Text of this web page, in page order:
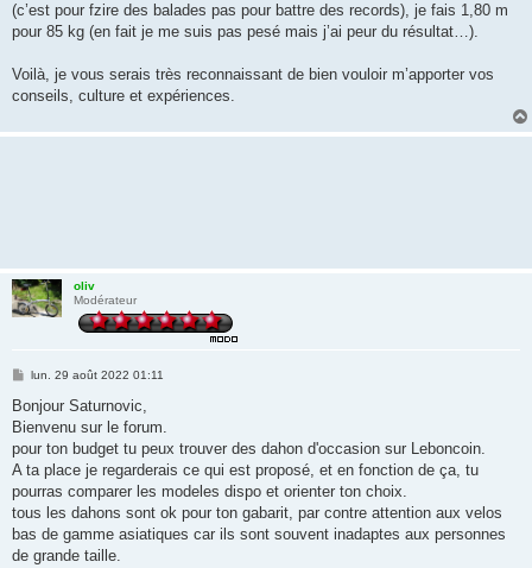
(c’est pour fzire des balades pas pour battre des records), je fais 1,80 m
pour 85 kg (en fait je me suis pas pesé mais j’ai peur du résultat…).
Voilà, je vous serais très reconnaissant de bien vouloir m’apporter vos
conseils, culture et expériences.
oliv
Modérateur
M
s
a
g
lun. 29 août 2022 01:11
Bonjour Saturnovic,
Bienvenu sur le forum.
pour ton budget tu peux trouver des dahon d'occasion sur Leboncoin.
A ta place je regarderais ce qui est proposé, et en fonction de ça, tu
pourras comparer les modeles dispo et orienter ton choix.
tous les dahons sont ok pour ton gabarit, par contre attention aux velos
bas de gamme asiatiques car ils sont souvent inadaptes aux personnes
de grande taille.